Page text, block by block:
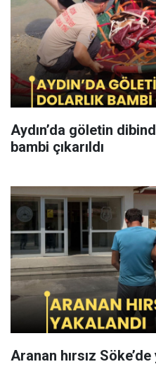
Aydın’da göletin
bambi çıkarıldı
Aranan hırsız Söke’de